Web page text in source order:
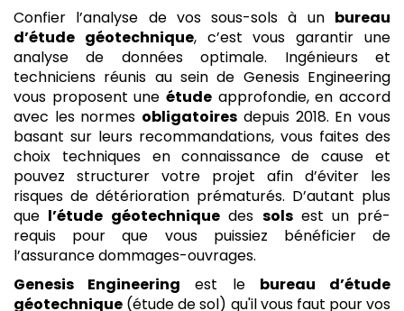
Confier l’analyse de vos sous-sols à un bureau
d’étude géotechnique, c’est vous garantir une
analyse de données optimale. Ingénieurs et
techniciens réunis au sein de Genesis Engineering
vous proposent une étude approfondie, en accord
avec les normes obligatoires depuis 2018. En vous
basant sur leurs recommandations, vous faites des
choix techniques en connaissance de cause et
pouvez structurer votre projet afin d’éviter les
risques de détérioration prématurés. D’autant plus
que l’étude géotechnique des solsest un pré-
requis pour que vous puissiez bénéficier de
l’assurance dommages-ouvrages.
Genesis Engineering est le bureau d’étude
géotechnique (étude de sol) qu'il vous faut pour vos